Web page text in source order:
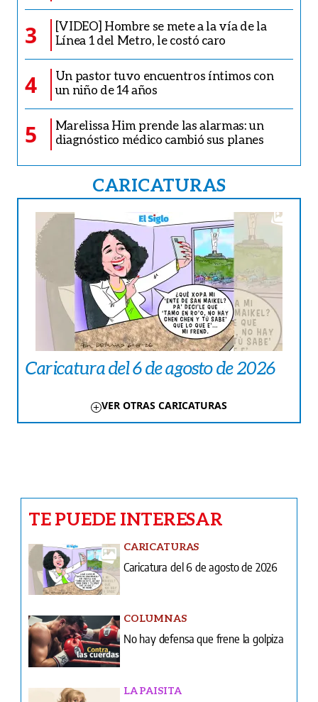
3
[VIDEO] Hombre se mete a la vía de la
Línea 1 del Metro, le costó caro
4
Un pastor tuvo encuentros íntimos con
un niño de 14 años
5
Marelissa Him prende las alarmas: un
diagnóstico médico cambió sus planes
CARICATURAS
Caricatura del 6 de agosto de 2026
VER OTRAS CARICATURAS
Caricatura del 6 de agosto de 2026
COLUMNAS
No hay defensa que frene la golpiza
LA PAISITA
Se enamoró por redes y ahora tiene
INFIDENCIAS Y CONFIDENCIAS